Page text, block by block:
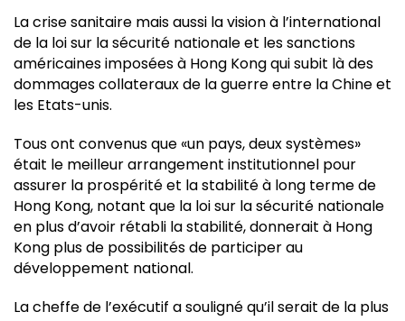
La crise sanitaire mais aussi la vision à l’international
de la loi sur la sécurité nationale et les sanctions
américaines imposées à Hong Kong qui subit là des
dommages collateraux de la guerre entre la Chine et
les Etats-unis.
Tous ont convenus que «un pays, deux systèmes»
était le meilleur arrangement institutionnel pour
assurer la prospérité et la stabilité à long terme de
Hong Kong, notant que la loi sur la sécurité nationale
en plus d’avoir rétabli la stabilité, donnerait à Hong
Kong plus de possibilités de participer au
développement national.
La cheffe de l’exécutif a souligné qu’il serait de la plus